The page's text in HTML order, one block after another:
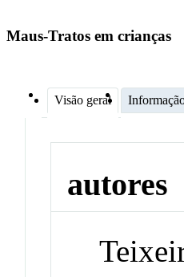
Maus-Tratos em crianças
Visão geral
autores